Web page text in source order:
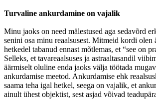
Turvaline ankurdamine on vajalik
Minu jaoks on need mälestused aga sedavõrd
senini osa minu reaalsusest. Mitmeid kordi olen
hetkedel tabanud ennast mõtlemas, et “see on
Selleks, et tavareaalsuses ja astraaltasandil
äärmiselt oluline enda jaoks välja töötada
ankurdamise meetod. Ankurdamise ehk
saama teha igal hetkel, seega on vajalik, et
ainult ühest objektist, sest asjad võivad